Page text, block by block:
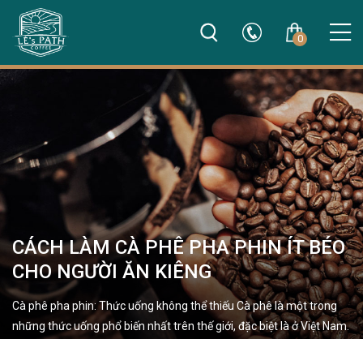
0
CÁCH LÀM CÀ PHÊ PHA PHIN ÍT BÉO
CHO NGƯỜI ĂN KIÊNG
Cà phê pha phin: Thức uống không thể thiếu Cà phê là một trong
những thức uống phổ biến nhất trên thế giới, đặc biệt là ở Việt Nam.